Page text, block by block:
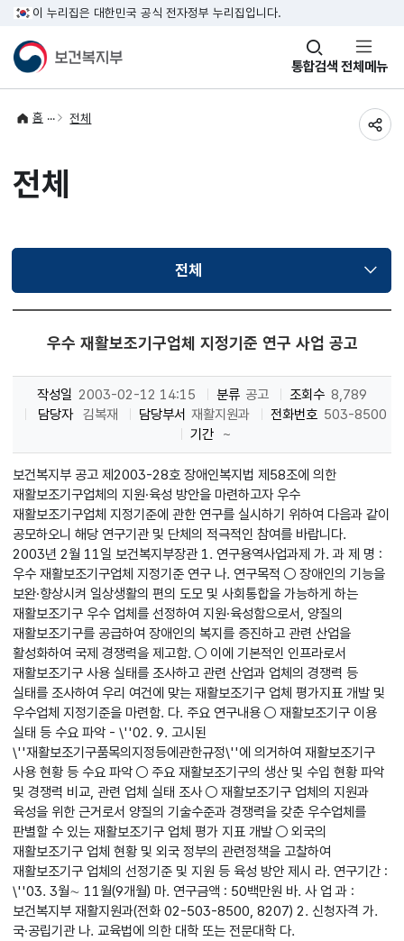
이 누리집은 대한민국 공식 전자정부 누리집입니다.
통합검색
창
열기 전체메뉴
홈 전체
전체
전체선택됨
우수 재활보조기구업체 지정기준 연구 사업 공고
작성일 2003-02-12 14:15 분류 공고 조회수 8,789
담당자 김복재 담당부서 재활지원과 전화번호 503-8500
기간 ~
보건복지부 공고 제2003-28호 장애인복지법 제58조에 의한
재활보조기구업체의 지원·육성 방안을 마련하고자 우수
재활보조기구업체 지정기준에 관한 연구를 실시하기 위하여 다음과 같이
공모하오니 해당 연구기관 및 단체의 적극적인 참여를 바랍니다.
2003년 2월 11일 보건복지부장관 1. 연구용역사업과제 가. 과 제 명 :
우수 재활보조기구업체 지정기준 연구 나. 연구목적 ○ 장애인의 기능을
보완·향상시켜 일상생활의 편의 도모 및 사회통합을 가능하게 하는
재활보조기구 우수 업체를 선정하여 지원·육성함으로서, 양질의
재활보조기구를 공급하여 장애인의 복지를 증진하고 관련 산업을
활성화하여 국제 경쟁력을 제고함. ○ 이에 기본적인 인프라로서
재활보조기구 사용 실태를 조사하고 관련 산업과 업체의 경쟁력 등
실태를 조사하여 우리 여건에 맞는 재활보조기구 업체 평가지표 개발 및
우수업체 지정기준을 마련함. 다. 주요 연구내용 ○ 재활보조기구 이용
실태 등 수요 파악 - \''02. 9. 고시된
\''재활보조기구품목의지정등에관한규정\''에 의거하여 재활보조기구
사용 현황 등 수요 파악 ○ 주요 재활보조기구의 생산 및 수입 현황 파악
및 경쟁력 비교, 관련 업체 실태 조사 ○ 재활보조기구 업체의 지원과
육성을 위한 근거로서 양질의 기술수준과 경쟁력을 갖춘 우수업체를
판별할 수 있는 재활보조기구 업체 평가 지표 개발 ○ 외국의
재활보조기구 업체 현황 및 외국 정부의 관련정책을 고찰하여
재활보조기구 업체의 선정기준 및 지원 등 육성 방안 제시 라. 연구기간 :
\''03. 3월∼ 11월(9개월) 마. 연구금액 : 50백만원 바. 사 업 과 :
보건복지부 재활지원과(전화 02-503-8500, 8207) 2. 신청자격 가.
국·공립기관 나. 교육법에 의한 대학 또는 전문대학 다.